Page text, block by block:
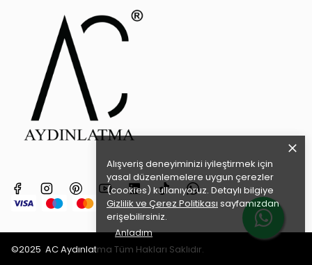
Alışveriş deneyiminizi iyileştirmek için
yasal düzenlemelere uygun çerezler
(cookies) kullanıyoruz. Detaylı bilgiye
Gizlilik ve Çerez Politikası sayfamızdan
erişebilirsiniz.
Anladım
©2025 AC Aydınlatma Tüm Hakları Saklıdır.